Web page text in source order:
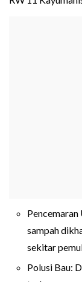
Pencemaran
sampah
sekitar
Polusi Bau: